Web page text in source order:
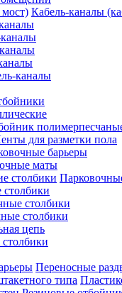
Кабель-каналы
каналы
для разметки пола
барьеры
маты
столбики
столбики
цепь
Переносные